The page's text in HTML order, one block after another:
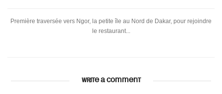
Première traversée vers Ngor, la petite île au Nord de Dakar, pour rejoindre
le restaurant...
WRITE A COMMENT